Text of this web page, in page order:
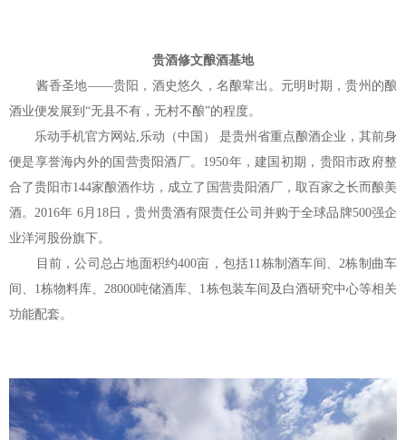
贵酒修文酿酒基地
酱香圣地——贵阳，酒史悠久，名酿辈出。元明时期，贵州的酿
酒业便发展到“无县不有，无村不酿”的程度。
乐动手机官方网站,乐动（中国） 是贵州省重点酿酒企业，其前身
便是享誉海内外的国营贵阳酒厂。1950年，建国初期，贵阳市政府整
合了贵阳市144家酿酒作坊，成立了国营贵阳酒厂，取百家之长而酿美
酒。2016年 6月18日，贵州贵酒有限责任公司并购于全球品牌500强企
业洋河股份旗下。
目前，公司总占地面积约400亩，包括11栋制酒车间、2栋制曲车
间、1栋物料库、28000吨储酒库、1栋包装车间及白酒研究中心等相关
功能配套。